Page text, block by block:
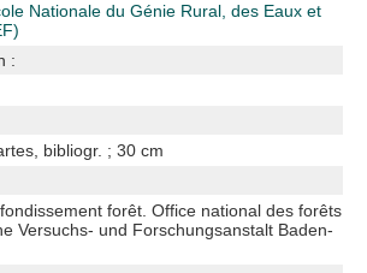
Nationale du Génie Rural, des Eaux et
:
bibliogr. ; 30 cm
forêt. Office national des forêts
Versuchs- und Forschungsanstalt Baden-